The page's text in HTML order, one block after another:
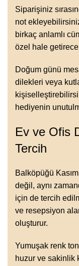
Siparişiniz
not
birkaç anlamlı
özel hale
Doğum günü
dilekleri veya
hediyenin
Ev ve Ofis
Tercih
Balköpüğü
değil, aynı
için de tercih
ve resepsiyon
oluşturur.
Yumuşak renk
huzur ve sakinlik